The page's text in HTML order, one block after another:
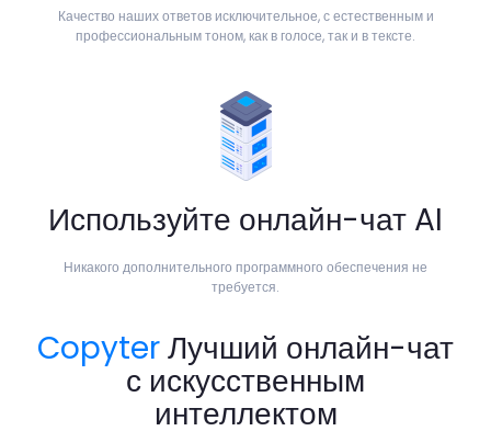
Качество наших ответов исключительное, с естественным и
профессиональным тоном, как в голосе, так и в тексте.
Используйте онлайн-чат AI
Никакого дополнительного программного обеспечения не
требуется.
CopyterЛучший онлайн-чат
с искусственным
интеллектом